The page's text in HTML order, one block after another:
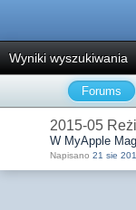
Wyniki wyszukiwania
Forums
2015-05
W MyApple
Napisano 21 sie